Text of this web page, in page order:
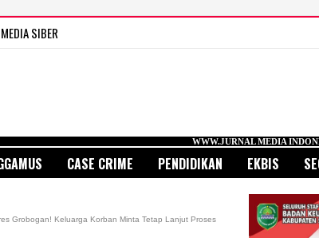
SIBER
WWW.JURNAL MEDIA INDONESIA.COM
CASE CRIME PENDIDIKAN EKBIS
Grobogan! Keluarga Korban Minta Tetap Lanjut Proses